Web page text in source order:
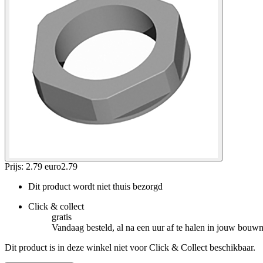
Prijs: 2.79 euro2.79
Dit product wordt niet thuis bezorgd
Click & collect
gratis
Vandaag besteld, al na een uur af te halen in jouw
Dit product is in deze winkel niet voor Click & Collect beschikbaar.